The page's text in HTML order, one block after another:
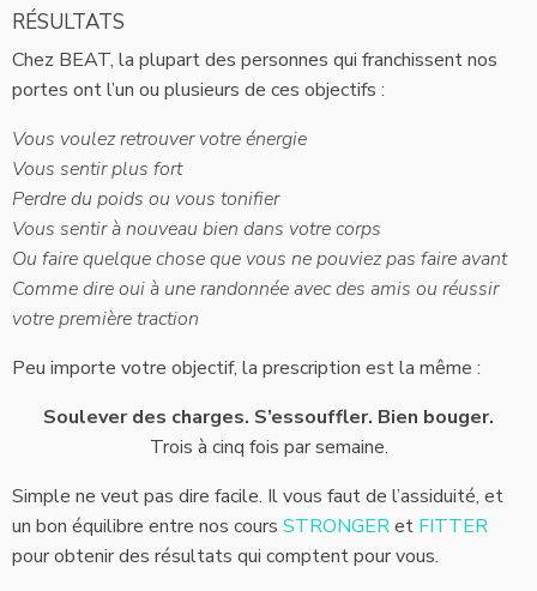
RÉSULTATS
Chez BEAT, la plupart des personnes qui franchissent nos
portes ont l’un ou plusieurs de ces objectifs :
Vous voulez retrouver votre énergie
Vous sentir plus fort
Perdre du poids ou vous tonifier
Vous sentir à nouveau bien dans votre corps
Ou faire quelque chose que vous ne pouviez pas faire avant
Comme dire oui à une randonnée avec des amis ou réussir
votre première traction
Peu importe votre objectif, la prescription est la même :
Soulever des charges. S’essouffler. Bien bouger.
Trois à cinq fois par semaine.
Simple ne veut pas dire facile. Il vous faut de l’assiduité, et
un bon équilibre entre nos cours STRONGERet FITTER
pour obtenir des résultats qui comptent pour vous.